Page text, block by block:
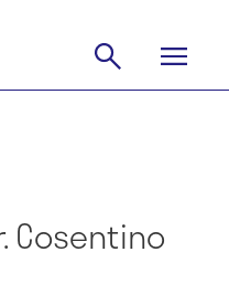
Cosentino